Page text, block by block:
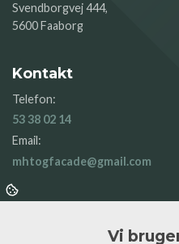
Svendborgvej 444,
5600 Faaborg
Kontakt
Telefon:
53 38 02 14
Email:
mhtogfacade@gmail.com
Vi